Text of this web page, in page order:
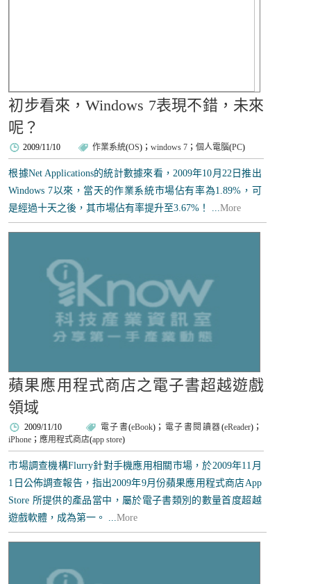
初步看來，Windows 7表現不錯，未來
呢？
2009/11/10 作業系統(OS)；windows 7 ；個人電腦(PC)
根據Net Applications的統計數據來看，2009年10月22日推出
Windows 7以來，當天的作業系統市場佔有率為1.89%，可
是經過十天之後，其市場佔有率提升至3.67%！ ...More
蘋果應用程式商店之電子書超越遊戲
領域
2009/11/10 電子書(eBook)； 電子書閱讀器(eReader)；
iPhone ；應用程式商店(app store)
市場調查機構Flurry針對手機應用相關市場，於2009年11月
1日公佈調查報告，指出2009年9月份蘋果應用程式商店App
Store 所提供的產品當中，屬於電子書類別的數量首度超越
遊戲軟體，成為第一。 ...More